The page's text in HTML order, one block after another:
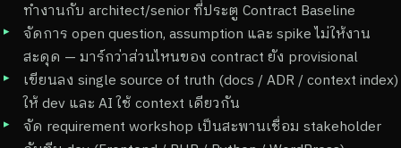
ทำงานกับ architect/senior ที่ประตู Contract Baseline
จัดการ open question, assumption และ spike ไม่ให้งาน
สะดุด — มาร์กว่าส่วนไหนของ contract ยัง provisional
เขียนลง single source of truth (docs / ADR / context index)
ให้ dev และ AI ใช้ context เดียวกัน
จัด requirement workshop เป็นสะพานเชื่อม stakeholder